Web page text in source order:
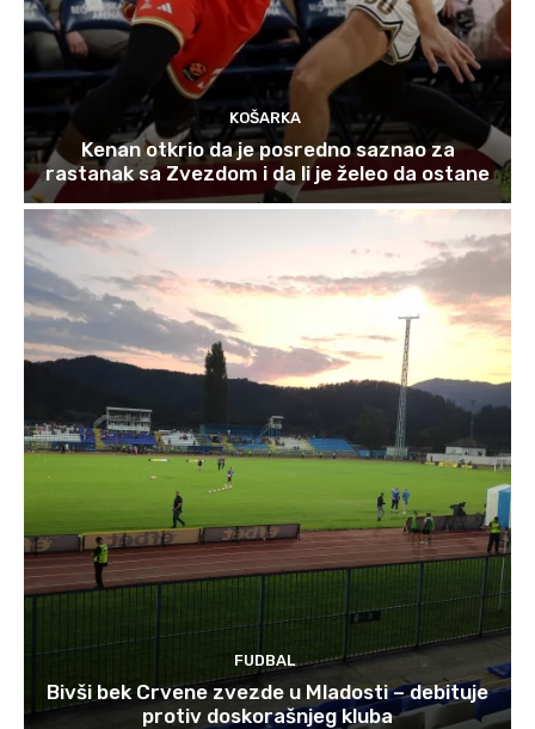
KOŠARKA
Kenan otkrio da je posredno saznao za
rastanak sa Zvezdom i da li je želeo da ostane
FUDBAL
Bivši bek Crvene zvezde u Mladosti – debituje
protiv doskorašnjeg kluba